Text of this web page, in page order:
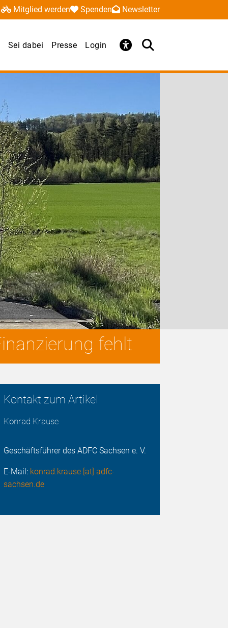
Mitglied werden Spenden Newsletter
Sei dabei Presse Login
fehlt
Kontakt zum Artikel
Konrad Krause
Geschäftsführer des ADFC Sachsen e. V.
E-Mail: konrad.krause [at] adfc-
sachsen.de